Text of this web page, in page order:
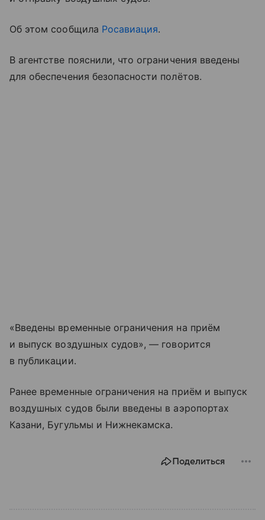
Об этом сообщила Росавиация.
В агентстве пояснили, что ограничения введены
для обеспечения безопасности полётов.
«Введены временные ограничения на приём
и выпуск воздушных судов», — говорится
в публикации.
Ранее временные ограничения на приём и выпуск
воздушных судов были введены в аэропортах
Казани, Бугульмы и Нижнекамска.
Поделиться